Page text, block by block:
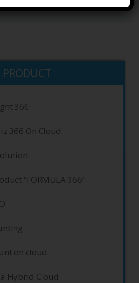
PRODUCT
366
366 On Cloud
“FORMULA 366”
on cloud
Hybrid Cloud